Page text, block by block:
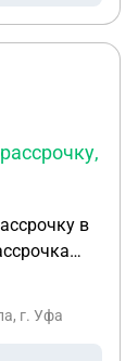
в
из РФ в
по
г. Уфа